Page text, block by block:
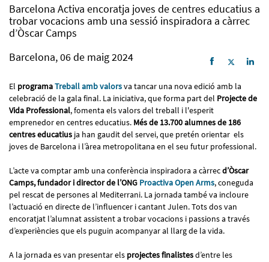
Barcelona Activa encoratja joves de centres educatius a
trobar vocacions amb una sessió inspiradora a càrrec
d’Òscar Camps
Barcelona, 06 de maig 2024
El programaTreball amb valorsva tancar una nova edició amb la
celebració de la gala final. La iniciativa, que forma part del Projecte de
Vida Professional, fomenta els valors del treball i l'esperit
emprenedor en centres educatius. Més de 13.700 alumnes de 186
centres educatius ja han gaudit del servei, que pretén orientar els
joves de Barcelona i l’àrea metropolitana en el seu futur professional.
L’acte va comptar amb una conferència inspiradora a càrrecd’Òscar
Camps, fundador i director de l’ONG Proactiva Open Arms, coneguda
pel rescat de persones al Mediterrani. La jornada també va incloure
l’actuació en directe de l’influencer i cantant Julen. Tots dos van
encoratjat l’alumnat assistent a trobar vocacions i passions a través
d’experiències que els puguin acompanyar al llarg de la vida.
A la jornada es van presentar els projectes finalistesd’entre les